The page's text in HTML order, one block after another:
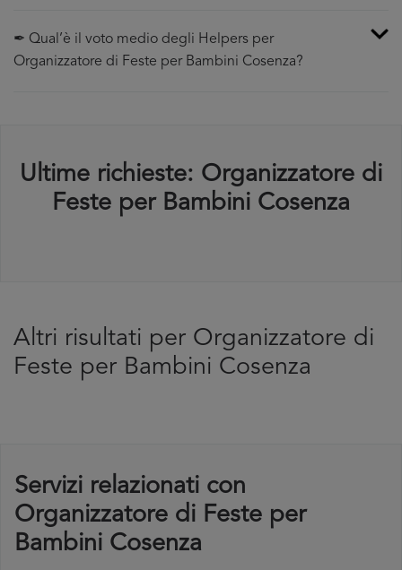
✒ Qual’è il voto medio degli Helpers per
Organizzatore di Feste per Bambini Cosenza?
Ultime richieste: Organizzatore di
Feste per Bambini Cosenza
Altri risultati per Organizzatore di
Feste per Bambini Cosenza
Servizi relazionati con
Organizzatore di Feste per
Bambini Cosenza